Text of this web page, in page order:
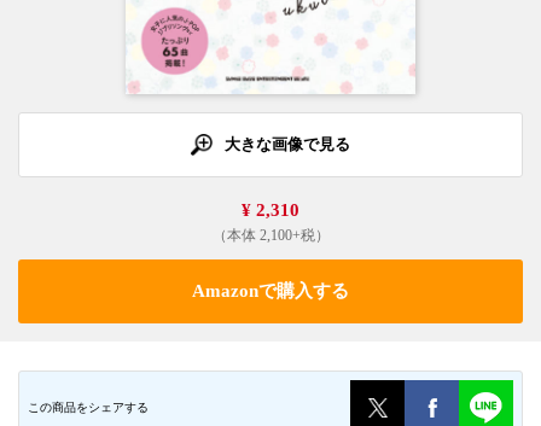
大きな画像で見る
¥ 2,310
（本体 2,100+税）
Amazonで購入する
この商品をシェアする